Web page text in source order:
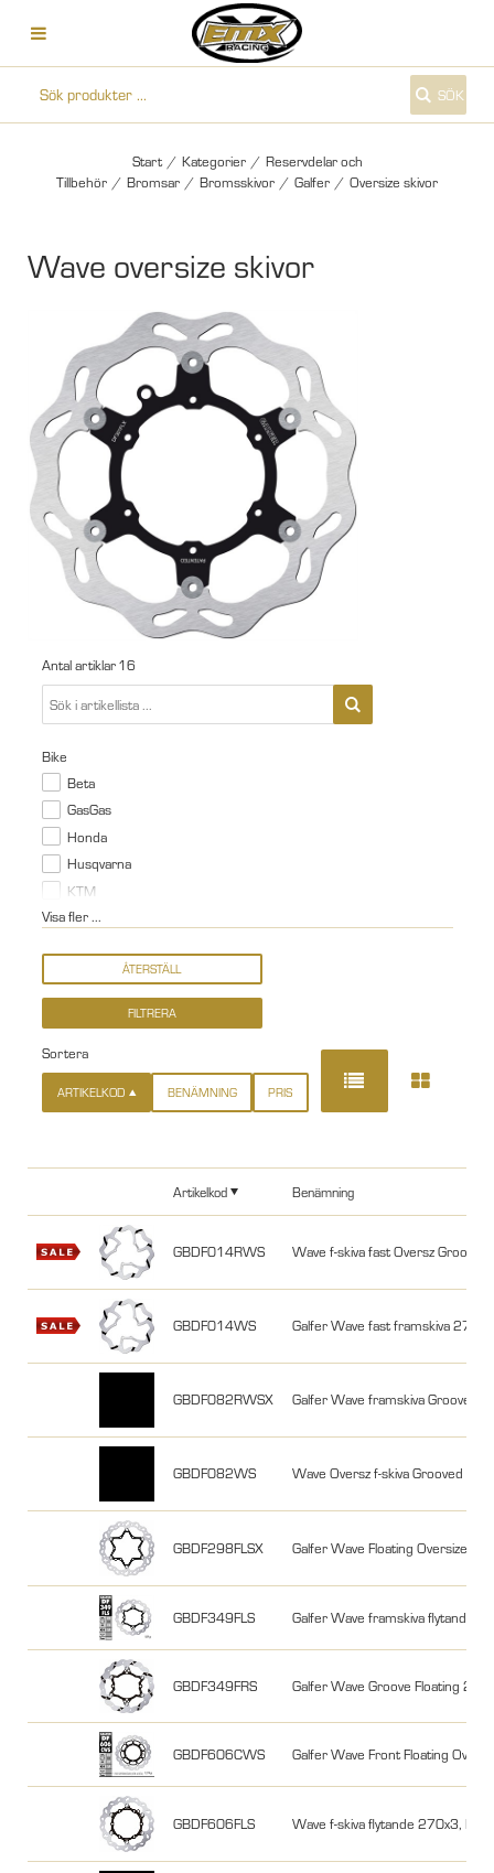
SÖK
Start / Kategorier / Reservdelar och
Tillbehör / Bromsar / Bromsskivor / Galfer / Oversize skivor
Wave oversize skivor
Antal artiklar 16
Bike
Beta
GasGas
Honda
Husqvarna
KTM
Visa fler ...
Sortera
ARTIKELKOD BENÄMNING PRIS
Artikelkod Benämning
GBDF014RWS Wave f-skiva fast Oversz
GBDF014WS Galfer Wave fast framskiva
GBDF082RWSX Galfer Wave framskiva
GBDF082WS Wave Oversz f-skiva Grooved
GBDF298FLSX Galfer Wave Floating Oversize
GBDF349FLS Galfer Wave framskiva flytande
GBDF349FRS Galfer Wave Groove Floating
GBDF606CWS Galfer Wave Front Floating
GBDF606FLS Wave f-skiva flytande 270x3,